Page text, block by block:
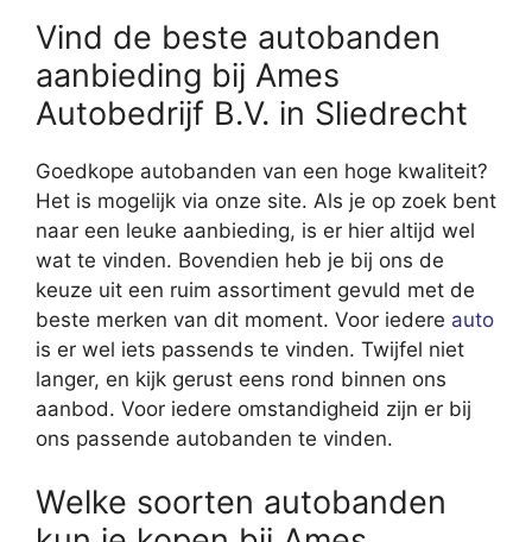
Vind de beste autobanden
aanbieding bij Ames
Autobedrijf B.V. in Sliedrecht
Goedkope autobanden van een hoge kwaliteit?
Het is mogelijk via onze site. Als je op zoek bent
naar een leuke aanbieding, is er hier altijd wel
wat te vinden. Bovendien heb je bij ons de
keuze uit een ruim assortiment gevuld met de
beste merken van dit moment. Voor iedere auto
is er wel iets passends te vinden. Twijfel niet
langer, en kijk gerust eens rond binnen ons
aanbod. Voor iedere omstandigheid zijn er bij
ons passende autobanden te vinden.
Welke soorten autobanden